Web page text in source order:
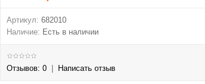
Артикул: 682010
Наличие: Есть в наличии
Отзывов: 0 Написать отзыв